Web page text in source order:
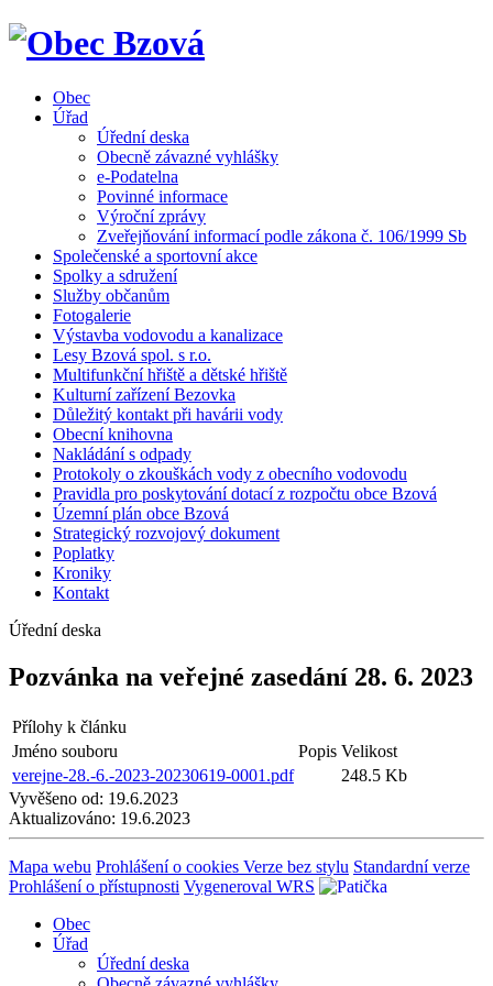
Obec
Úřad
Úřední deska
Obecně závazné vyhlášky
e-Podatelna
Povinné informace
Výroční zprávy
Zveřejňování informací podle zákona č. 106/1999 Sb
Společenské a sportovní akce
Spolky a sdružení
Služby občanům
Fotogalerie
Výstavba vodovodu a kanalizace
Lesy Bzová spol. s r.o.
Multifunkční hřiště a dětské hřiště
Kulturní zařízení Bezovka
Důležitý kontakt při havárii vody
Obecní knihovna
Nakládání s odpady
Protokoly o zkouškách vody z obecního vodovodu
Pravidla pro poskytování dotací z rozpočtu obce Bzová
Územní plán obce Bzová
Strategický rozvojový dokument
Poplatky
Kroniky
Kontakt
Úřední deska
Pozvánka na veřejné zasedání 28. 6. 2023
Přílohy k článku
Jméno souboru
Popis Velikost
verejne-28.-6.-2023-20230619-0001.pdf
248.5 Kb
Vyvěšeno od: 19.6.2023
Aktualizováno: 19.6.2023
Mapa webu Prohlášení o cookies Verze bez stylu Standardní verze
Prohlášení o přístupnosti Vygeneroval WRS
Obec
Úřad
Úřední deska